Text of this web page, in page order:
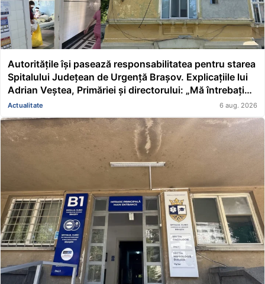
Autoritățile își pasează responsabilitatea pentru starea
Spitalului Județean de Urgență Brașov. Explicațiile lui
Adrian Veștea, Primăriei și directorului: „Mă întrebați
pe mine de ce nu s-au renovat în ultimii 36 de ani?”
Actualitate 6 aug. 2026